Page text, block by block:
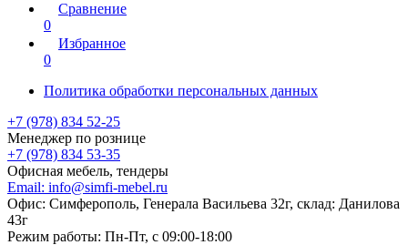
Сравнение
0
Избранное
0
Политика обработки персональных данных
+7 (978) 834 52-25
Менеджер по рознице
+7 (978) 834 53-35
Офисная мебель, тендеры
Email: info@simfi-mebel.ru
Офис: Симферополь, Генерала Васильева 32г, склад: Данилова
43г
Режим работы: Пн-Пт, с 09:00-18:00